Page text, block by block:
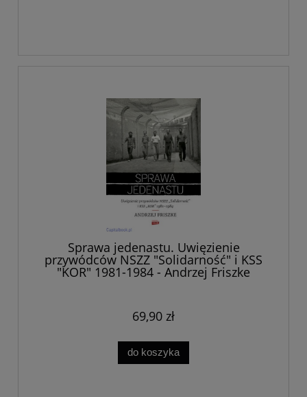
Sprawa jedenastu. Uwięzienie
przywódców NSZZ "Solidarność" i KSS
"KOR" 1981-1984 - Andrzej Friszke
69,90 zł
do koszyka